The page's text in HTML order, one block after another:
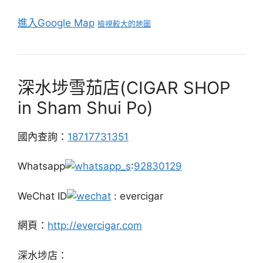
進入Google Map 檢視較大的地圖
深水埗雪茄店(CIGAR SHOP
in Sham Shui Po)
國內查詢： 18717731351
Whatsapp :92830129
WeChat ID : evercigar
網頁： http://evercigar.com
深水埗店：